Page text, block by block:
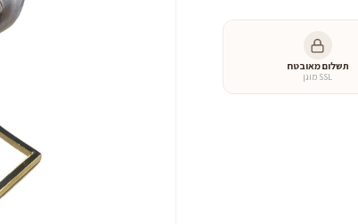
תשלום מאובטח
SSL מוגן